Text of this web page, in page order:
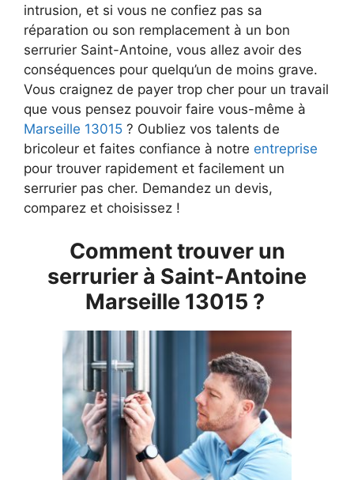
intrusion, et si vous ne confiez pas sa
réparation ou son remplacement à un bon
serrurier Saint-Antoine, vous allez avoir des
conséquences pour quelqu’un de moins grave.
Vous craignez de payer trop cher pour un travail
que vous pensez pouvoir faire vous-même à
Marseille 13015 ? Oubliez vos talents de
bricoleur et faites confiance à notre entreprise
pour trouver rapidement et facilement un
serrurier pas cher. Demandez un devis,
comparez et choisissez !
Comment trouver un
serrurier à Saint-Antoine
Marseille 13015 ?